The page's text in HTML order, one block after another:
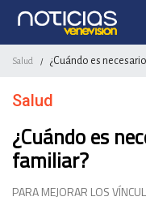
Salud / ¿Cuándo es
Salud
¿Cuándo es
familiar?
PARA MEJORAR LOS